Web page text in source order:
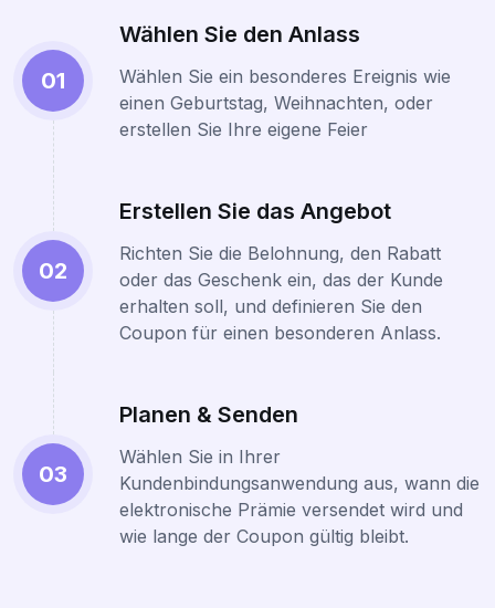
01
Wählen Sie den Anlass
Wählen Sie ein besonderes Ereignis wie
einen Geburtstag, Weihnachten, oder
erstellen Sie Ihre eigene Feier
02
Erstellen Sie das Angebot
Richten Sie die Belohnung, den Rabatt
oder das Geschenk ein, das der Kunde
erhalten soll, und definieren Sie den
Coupon für einen besonderen Anlass.
03
Planen & Senden
Wählen Sie in Ihrer
Kundenbindungsanwendung aus, wann die
elektronische Prämie versendet wird und
wie lange der Coupon gültig bleibt.